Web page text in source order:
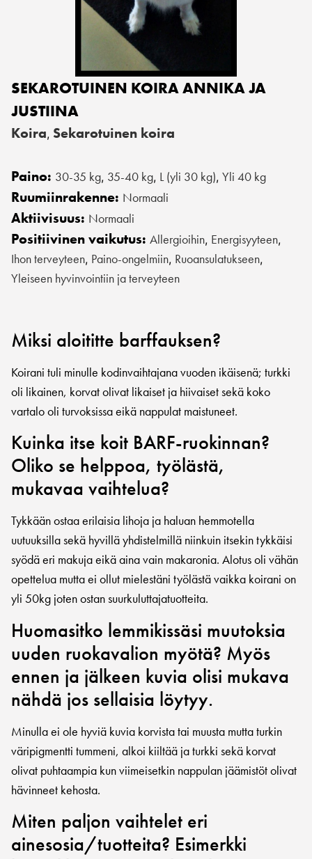
SEKAROTUINEN KOIRA ANNIKA JA
JUSTIINA
Koira, Sekarotuinen koira
Paino: 30-35 kg, 35-40 kg, L (yli 30 kg), Yli 40 kg
Ruumiinrakenne: Normaali
Aktiivisuus: Normaali
Positiivinen vaikutus: Allergioihin, Energisyyteen,
Ihon terveyteen, Paino-ongelmiin, Ruoansulatukseen,
Yleiseen hyvinvointiin ja terveyteen
Miksi aloititte barffauksen?
Koirani tuli minulle kodinvaihtajana vuoden ikäisenä; turkki
oli likainen, korvat olivat likaiset ja hiivaiset sekä koko
vartalo oli turvoksissa eikä nappulat maistuneet.
Kuinka itse koit BARF-ruokinnan?
Oliko se helppoa, työlästä,
mukavaa vaihtelua?
Tykkään ostaa erilaisia lihoja ja haluan hemmotella
uutuuksilla sekä hyvillä yhdistelmillä niinkuin itsekin tykkäisi
syödä eri makuja eikä aina vain makaronia. Alotus oli vähän
opettelua mutta ei ollut mielestäni työlästä vaikka koirani on
yli 50kg joten ostan suurkuluttajatuotteita.
Huomasitko lemmikissäsi muutoksia
uuden ruokavalion myötä? Myös
ennen ja jälkeen kuvia olisi mukava
nähdä jos sellaisia löytyy.
Minulla ei ole hyviä kuvia korvista tai muusta mutta turkin
väripigmentti tummeni, alkoi kiiltää ja turkki sekä korvat
olivat puhtaampia kun viimeisetkin nappulan jäämistöt olivat
hävinneet kehosta.
Miten paljon vaihtelet eri
ainesosia/tuotteita? Esimerkki